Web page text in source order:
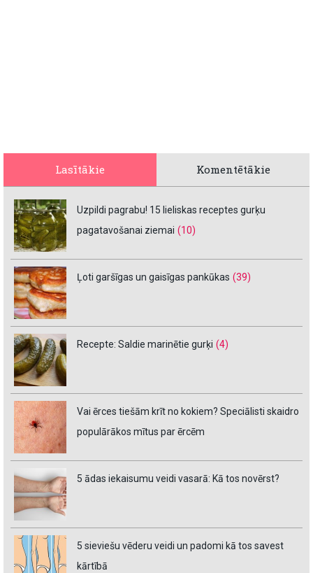
Lasītākie Komentētākie
Uzpildi pagrabu! 15 lieliskas receptes gurķu
pagatavošanai ziemai (10)
Ļoti garšīgas un gaisīgas pankūkas (39)
Recepte: Saldie marinētie gurķi (4)
Vai ērces tiešām krīt no kokiem? Speciālisti skaidro
populārākos mītus par ērcēm
5 ādas iekaisumu veidi vasarā: Kā tos novērst?
5 sieviešu vēderu veidi un padomi kā tos savest
kārtībā